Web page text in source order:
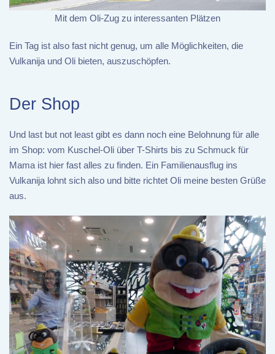
Mit dem Oli-Zug zu interessanten Plätzen
Ein Tag ist also fast nicht genug, um alle Möglichkeiten, die
Vulkanija und Oli bieten, auszuschöpfen.
Der Shop
Und last but not least gibt es dann noch eine Belohnung für alle
im Shop: vom Kuschel-Oli über T-Shirts bis zu Schmuck für
Mama ist hier fast alles zu finden. Ein Familienausflug ins
Vulkanija lohnt sich also und bitte richtet Oli meine besten Grüße
aus.